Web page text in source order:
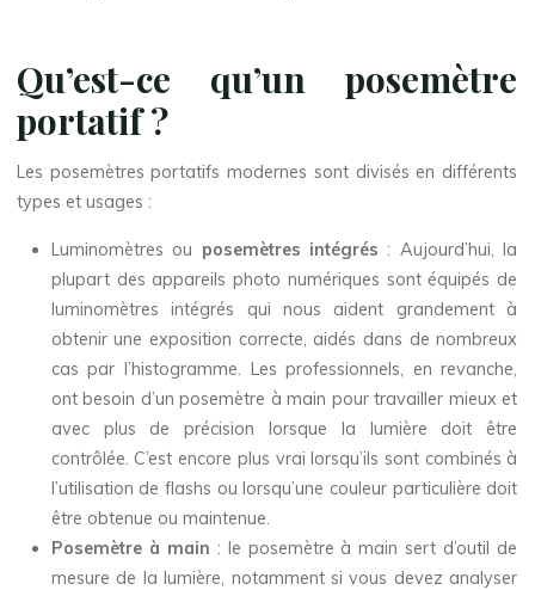
Qu’est-ce qu’un posemètre
portatif ?
Les posemètres portatifs modernes sont divisés en différents
types et usages :
Luminomètres ou posemètres intégrés : Aujourd’hui, la
plupart des appareils photo numériques sont équipés de
luminomètres intégrés qui nous aident grandement à
obtenir une exposition correcte, aidés dans de nombreux
cas par l’histogramme. Les professionnels, en revanche,
ont besoin d’un posemètre à main pour travailler mieux et
avec plus de précision lorsque la lumière doit être
contrôlée. C’est encore plus vrai lorsqu’ils sont combinés à
l’utilisation de flashs ou lorsqu’une couleur particulière doit
être obtenue ou maintenue.
Posemètre à main : le posemètre à main sert d’outil de
mesure de la lumière, notamment si vous devez analyser